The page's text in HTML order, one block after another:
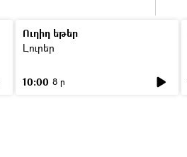
Ուղիղ եթեր
Լուրեր
10:00 8 ր